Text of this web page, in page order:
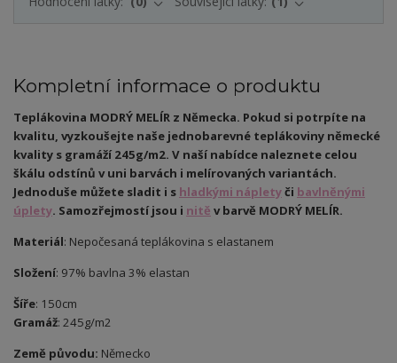
Kompletní informace o produktu
Teplákovina MODRÝ MELÍR z Německa. Pokud si potrpíte na
kvalitu, vyzkoušejte naše jednobarevné teplákoviny německé
kvality s gramáží 245g/m2. V naší nabídce naleznete celou
škálu odstínů v uni barvách i melírovaných variantách.
Jednoduše můžete sladit i s hladkými nápletyči bavlněnými
úplety. Samozřejmostí jsou i nitě v barvě MODRÝ MELÍR.
Materiál: Nepočesaná teplákovina s elastanem
Složení: 97% bavlna 3% elastan
Šíře: 150cm
Gramáž: 245g/m2
Země původu: Německo